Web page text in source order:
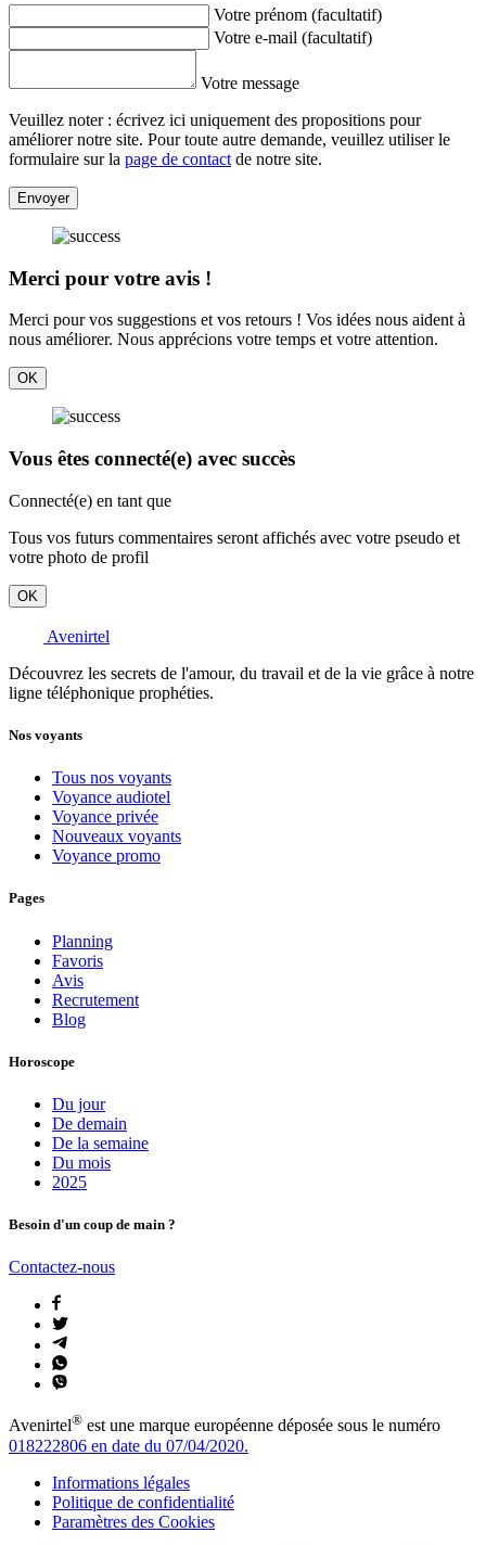
Votre prénom (facultatif)
Votre e-mail (facultatif)
Votre message
Veuillez noter : écrivez ici uniquement des propositions pour
améliorer notre site. Pour toute autre demande, veuillez utiliser le
formulaire sur la page de contact de notre site.
Envoyer
Merci pour votre avis !
Merci pour vos suggestions et vos retours ! Vos idées nous aident à
nous améliorer. Nous apprécions votre temps et votre attention.
OK
Vous êtes connecté(e) avec succès
Connecté(e) en tant que
Tous vos futurs commentaires seront affichés avec votre pseudo et
votre photo de profil
OK
Avenirtel
Découvrez les secrets de l'amour, du travail et de la vie grâce à notre
ligne téléphonique prophéties.
Nos voyants
Tous nos voyants
Voyance audiotel
Voyance privée
Nouveaux voyants
Voyance promo
Pages
Planning
Favoris
Avis
Recrutement
Blog
Horoscope
Du jour
De demain
De la semaine
Du mois
2025
Besoin d'un coup de main ?
Contactez-nous
Avenirtel® est une marque européenne déposée sous le numéro
018222806 en date du 07/04/2020.
Informations légales
Politique de confidentialité
Paramètres des Cookies